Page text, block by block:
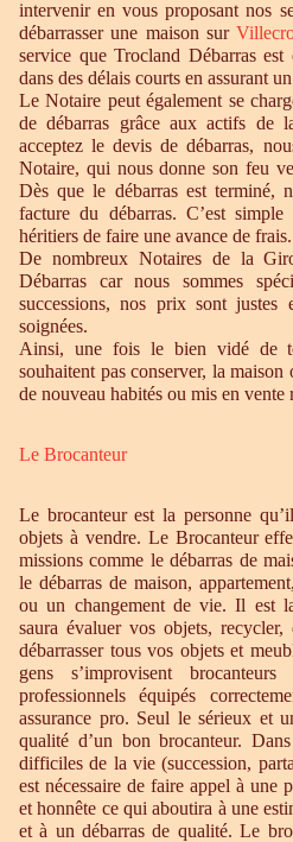
intervenir en vous proposant nos
débarrasser une maison sur
service que Trocland Débarras
dans des délais courts en assurant
Le Notaire peut également se
de débarras grâce aux actifs de
acceptez le devis de débarras,
Notaire, qui nous donne son feu
Dès que le débarras est terminé,
facture du débarras. C’est
héritiers de faire une avance de frais.
De nombreux Notaires de la
Débarras car nous sommes
successions, nos prix sont justes
soignées.
Ainsi, une fois le bien vidé de
souhaitent pas conserver, la maison
de nouveau habités ou mis en vente
Le Brocanteur
Le brocanteur est la personne
objets à vendre. Le Brocanteur
missions comme le débarras de
le débarras de maison,
ou un changement de vie. Il est
saura évaluer vos objets,
débarrasser tous vos objets et
gens s’improvisent
professionnels équipés
assurance pro. Seul le sérieux et
qualité d’un bon brocanteur.
difficiles de la vie (succession,
est nécessaire de faire appel à une
et honnête ce qui aboutira à une
et à un débarras de qualité. Le